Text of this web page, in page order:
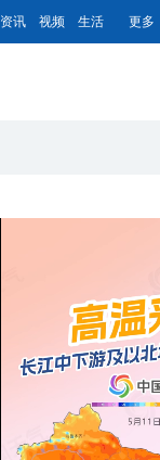
资讯 视频 生活 更多